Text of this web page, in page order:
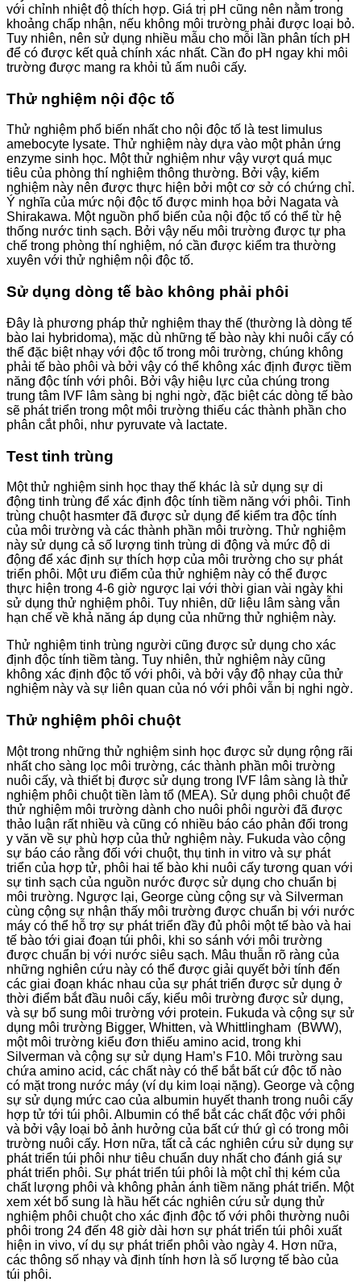
với chỉnh nhiệt độ thích hợp. Giá trị pH cũng nên nằm trong
khoảng chấp nhận, nếu không môi trường phải được loại bỏ.
Tuy nhiên, nên sử dụng nhiều mẫu cho mỗi lần phân tích pH
để có được kết quả chính xác nhất. Cần đo pH ngay khi môi
trường được mang ra khỏi tủ ấm nuôi cấy.
Thử nghiệm nội độc tố
Thử nghiệm phổ biến nhất cho nội độc tố là test limulus
amebocyte lysate. Thử nghiệm này dựa vào một phản ứng
enzyme sinh học. Một thử nghiệm như vậy vượt quá mục
tiêu của phòng thí nghiệm thông thường. Bởi vậy, kiểm
nghiệm này nên được thực hiện bởi một cơ sở có chứng chỉ.
Ý nghĩa của mức nội độc tố được minh họa bởi Nagata và
Shirakawa. Một nguồn phổ biến của nội độc tố có thể từ hệ
thống nước tinh sạch. Bởi vậy nếu môi trường được tự pha
chế trong phòng thí nghiệm, nó cần được kiểm tra thường
xuyên với thử nghiệm nội độc tố.
Sử dụng dòng tế bào không phải phôi
Đây là phương pháp thử nghiệm thay thế (thường là dòng tế
bào lai hybridoma), mặc dù những tế bào này khi nuôi cấy có
thể đặc biệt nhạy với độc tố trong môi trường, chúng không
phải tế bào phôi và bởi vậy có thể không xác định được tiềm
năng độc tính với phôi. Bởi vậy hiệu lực của chúng trong
trung tâm IVF lâm sàng bị nghi ngờ, đặc biệt các dòng tế bào
sẽ phát triển trong một môi trường thiếu các thành phần cho
phân cắt phôi, như pyruvate và lactate.
Test tinh trùng
Một thử nghiệm sinh học thay thế khác là sử dụng sự di
động tinh trùng để xác định độc tính tiềm năng với phôi. Tinh
trùng chuột hasmter đã được sử dụng để kiểm tra độc tính
của môi trường và các thành phần môi trường. Thử nghiệm
này sử dụng cả số lượng tinh trùng di động và mức độ di
động để xác định sự thích hợp của môi trường cho sự phát
triển phôi. Một ưu điểm của thử nghiệm này có thể được
thực hiện trong 4-6 giờ ngược lại với thời gian vài ngày khi
sử dụng thử nghiệm phôi. Tuy nhiên, dữ liệu lâm sàng vẫn
hạn chế về khả năng áp dụng của những thử nghiệm này.
Thử nghiệm tinh trùng người cũng được sử dụng cho xác
định độc tính tiềm tàng. Tuy nhiên, thử nghiệm này cũng
không xác định độc tố với phôi, và bởi vậy độ nhạy của thử
nghiệm này và sự liên quan của nó với phôi vẫn bị nghi ngờ.
Thử nghiệm phôi chuột
Một trong những thử nghiệm sinh học được sử dụng rộng rãi
nhất cho sàng lọc môi trường, các thành phần môi trường
nuôi cấy, và thiết bị được sử dụng trong IVF lâm sàng là thử
nghiệm phôi chuột tiền làm tổ (MEA). Sử dụng phôi chuột để
thử nghiệm môi trường dành cho nuôi phôi người đã được
thảo luận rất nhiều và cũng có nhiều báo cáo phản đối trong
y văn về sự phù hợp của thử nghiệm này. Fukuda vào cộng
sự báo cáo rằng đối với chuột, thụ tinh in vitro và sự phát
triển của hợp tử, phôi hai tế bào khi nuôi cấy tương quan với
sự tinh sạch của nguồn nước được sử dụng cho chuẩn bị
môi trường. Ngược lại, George cùng cộng sự và Silverman
cùng cộng sự nhận thấy môi trường được chuẩn bị với nước
máy có thể hỗ trợ sự phát triển đầy đủ phôi một tế bào và hai
tế bào tới giai đoạn túi phôi, khi so sánh với môi trường
được chuẩn bị với nước siêu sạch. Mâu thuẫn rõ ràng của
những nghiên cứu này có thể được giải quyết bởi tính đến
các giai đoạn khác nhau của sự phát triển được sử dụng ở
thời điểm bắt đầu nuôi cấy, kiểu môi trường được sử dụng,
và sự bổ sung môi trường với protein. Fukuda và cộng sự sử
dụng môi trường Bigger, Whitten, và Whittlingham (BWW),
một môi trường kiểu đơn thiếu amino acid, trong khi
Silverman và cộng sự sử dụng Ham’s F10. Môi trường sau
chứa amino acid, các chất này có thể bắt bất cứ độc tố nào
có mặt trong nước máy (ví dụ kim loại nặng). George và cộng
sự sử dụng mức cao của albumin huyết thanh trong nuôi cấy
hợp tử tới túi phôi. Albumin có thể bắt các chất độc với phôi
và bởi vậy loại bỏ ảnh hưởng của bất cứ thứ gì có trong môi
trường nuôi cấy. Hơn nữa, tất cả các nghiên cứu sử dụng sự
phát triển túi phôi như tiêu chuẩn duy nhất cho đánh giá sự
phát triển phôi. Sự phát triển túi phôi là một chỉ thị kém của
chất lượng phôi và không phản ánh tiềm năng phát triển. Một
xem xét bổ sung là hầu hết các nghiên cứu sử dụng thử
nghiệm phôi chuột cho xác định độc tố với phôi thường nuôi
phôi trong 24 đến 48 giờ dài hơn sự phát triển túi phôi xuất
hiện in vivo, ví dụ sự phát triển phôi vào ngày 4. Hơn nữa,
các thông số nhạy và định tính hơn là số lượng tế bào của
túi phôi.